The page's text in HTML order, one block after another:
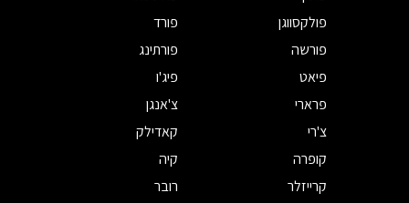
פולקסווגן
פורד
פורשה
פורתינג
פיאט
פיג'ו
פרארי
צ'אנגן
צ'רי
קאדילק
קופרה
קיה
קרייזלר
רובר